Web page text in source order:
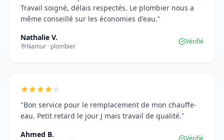
Travail soigné, délais respectés. Le plombier nous a
même conseillé sur les économies d'eau."
Nathalie V.
Namur · plombier
Vérifié
"Bon service pour le remplacement de mon chauffe-
eau. Petit retard le jour J mais travail de qualité."
Ahmed B.
Vérifié